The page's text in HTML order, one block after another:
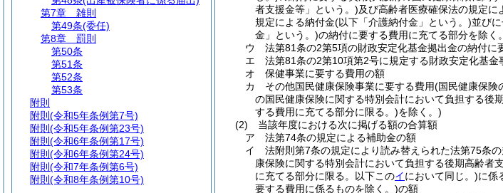
者支援金等」という。)及び高齢者医療確保法の規定に
規定による納付金(以下「介護納付金」という。)並び
金」という。)の納付に要する費用に充てる部分を除く
ウ
法第81条の2第5項の財政安定化基金拠出金の納付に
エ
法第81条の2第10項第2号に規定する財政安定化基
オ
保健事業に要する費用の額
カ
その他国民健康保険事業に要する費用(国民健康保険
の国民健康保険に関する特別会計において負担する後
する費用に充てる部分に限る。)を除く。)
(2)
当該年度における次に掲げる額の合算額
ア
法第74条の規定による補助金の額
イ
法附則第7条の規定により読み替えられた法第75条
康保険に関する特別会計において負担する後期高齢者
に充てる部分に限る。以下このイにおいて同じ。)に係
要する費用に係るものを除く。)の額
第7章
雑則
第49条(委任)
第8章
罰則
第50条
第51条
第52条
第53条
附則
附則 (令和5年条例第7号)
附則 (令和5年条例第23号)
附則 (令和6年条例第17号)
附則 (令和6年条例第24号)
附則 (令和7年条例第6号)
附則 (令和8年条例第10号)